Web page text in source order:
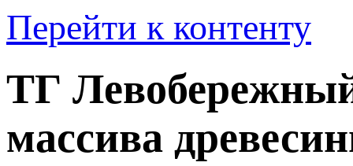
Перейти к контенту
ТГ
массива